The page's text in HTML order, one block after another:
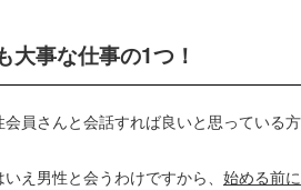
大事な仕事の1つ！
員さんと会話すれば良いと思っている方
え男性と会うわけですから、 始める前に